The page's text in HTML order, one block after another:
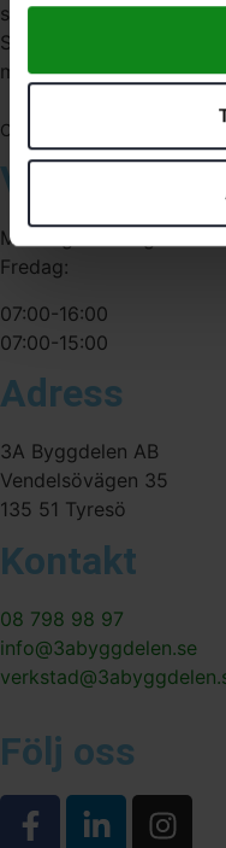
serviceverkstad i
Sverige. Av oss får du
medarbetare med
Org. nr:
Våra
Måndag-Torsdag:
Fredag:
07:00-16:00
07:00-15:00
Adress
3A Byggdelen AB
Vendelsövägen 35
135 51 Tyresö
Kontakt
08 798 98 97
info@3abyggdelen.se
Följ oss